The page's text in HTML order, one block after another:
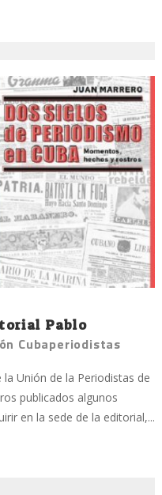
Pablo
Cubaperiodistas
Unión de la Periodistas de
publicados algunos
en la sede de la editorial,...